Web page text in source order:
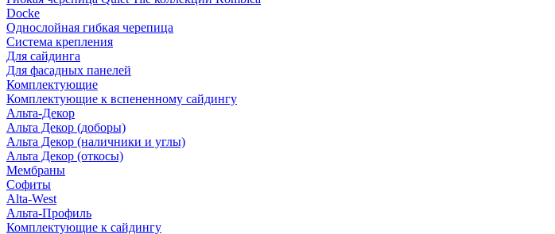
Docke
Однослойная гибкая черепица
Система крепления
Для сайдинга
Для фасадных панелей
Комплектующие
Комплектующие к вспененному сайдингу
Альта-Декор
Альта Декор (доборы)
Альта Декор (наличники и углы)
Альта Декор (откосы)
Мембраны
Софиты
Alta-West
Альта-Профиль
Комплектующие к сайдингу